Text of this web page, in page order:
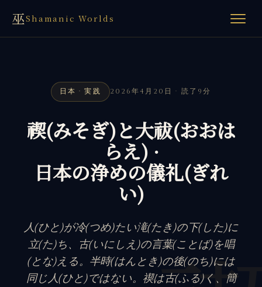
巫Shamanic Worlds
日本 · 実践 2026年4月20日 · 読了9分
禊(みそぎ)と大祓(おおは
らえ) ·
日本の浄めの儀礼(ぎれ
い)
人(ひと)が冷(つめ)たい滝(たき)の下(した)に
立(た)ち、古(いにしえ)の言葉(ことば)を唱
(とな)える。半時(はんとき)の後(のち)には
同じ人(ひと)ではない。禊は古(ふる)く、簡